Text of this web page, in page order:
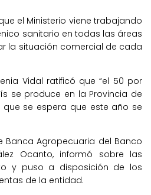
el Ministerio viene trabajando
sanitario en todas las áreas
la situación comercial de cada
Vidal ratificó que “el 50 por
se produce en la Provincia de
que se espera que este año se
Banca Agropecuaria del Banco
Ocanto, informó sobre las
y puso a disposición de los
de la entidad.